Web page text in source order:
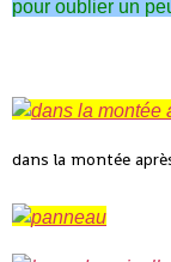
pour oublier un
dans la montée